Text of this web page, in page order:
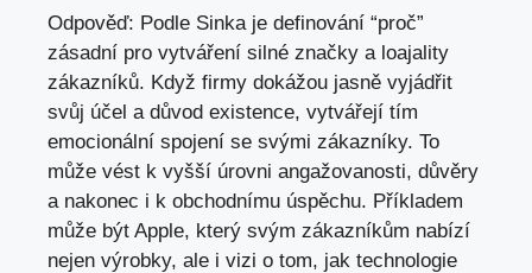
Odpověď: Podle Sinka je definování “proč”
zásadní pro vytváření silné značky a loajality
zákazníků. Když firmy dokážou jasně vyjádřit
svůj účel a důvod existence, vytvářejí tím
emocionální spojení se svými zákazníky. To
může vést k vyšší úrovni angažovanosti, důvěry
a nakonec i k obchodnímu úspěchu. Příkladem
může být Apple, který svým zákazníkům nabízí
nejen výrobky, ale i vizi o tom, jak technologie